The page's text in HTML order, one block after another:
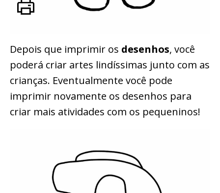
Depois que imprimir os desenhos, você
poderá criar artes lindíssimas junto com as
crianças. Eventualmente você pode
imprimir novamente os desenhos para
criar mais atividades com os pequeninos!